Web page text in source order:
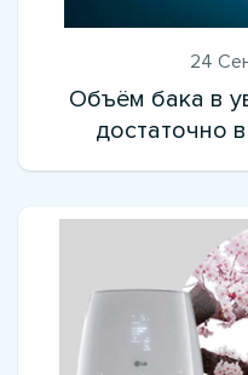
24
Объём бака в
достаточно